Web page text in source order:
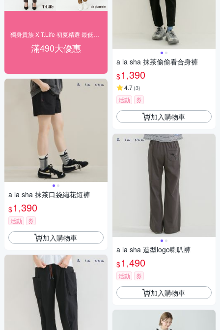
滿490大優惠
a la sha 抹茶口袋繡花短褲
$1,390
活動 券
加入購物車
a la sha 抹茶偷偷看合身褲
$1,390
4.7(3)
活動 券
加入購物車
a la sha 造型logo喇叭褲
$1,490
活動 券
加入購物車